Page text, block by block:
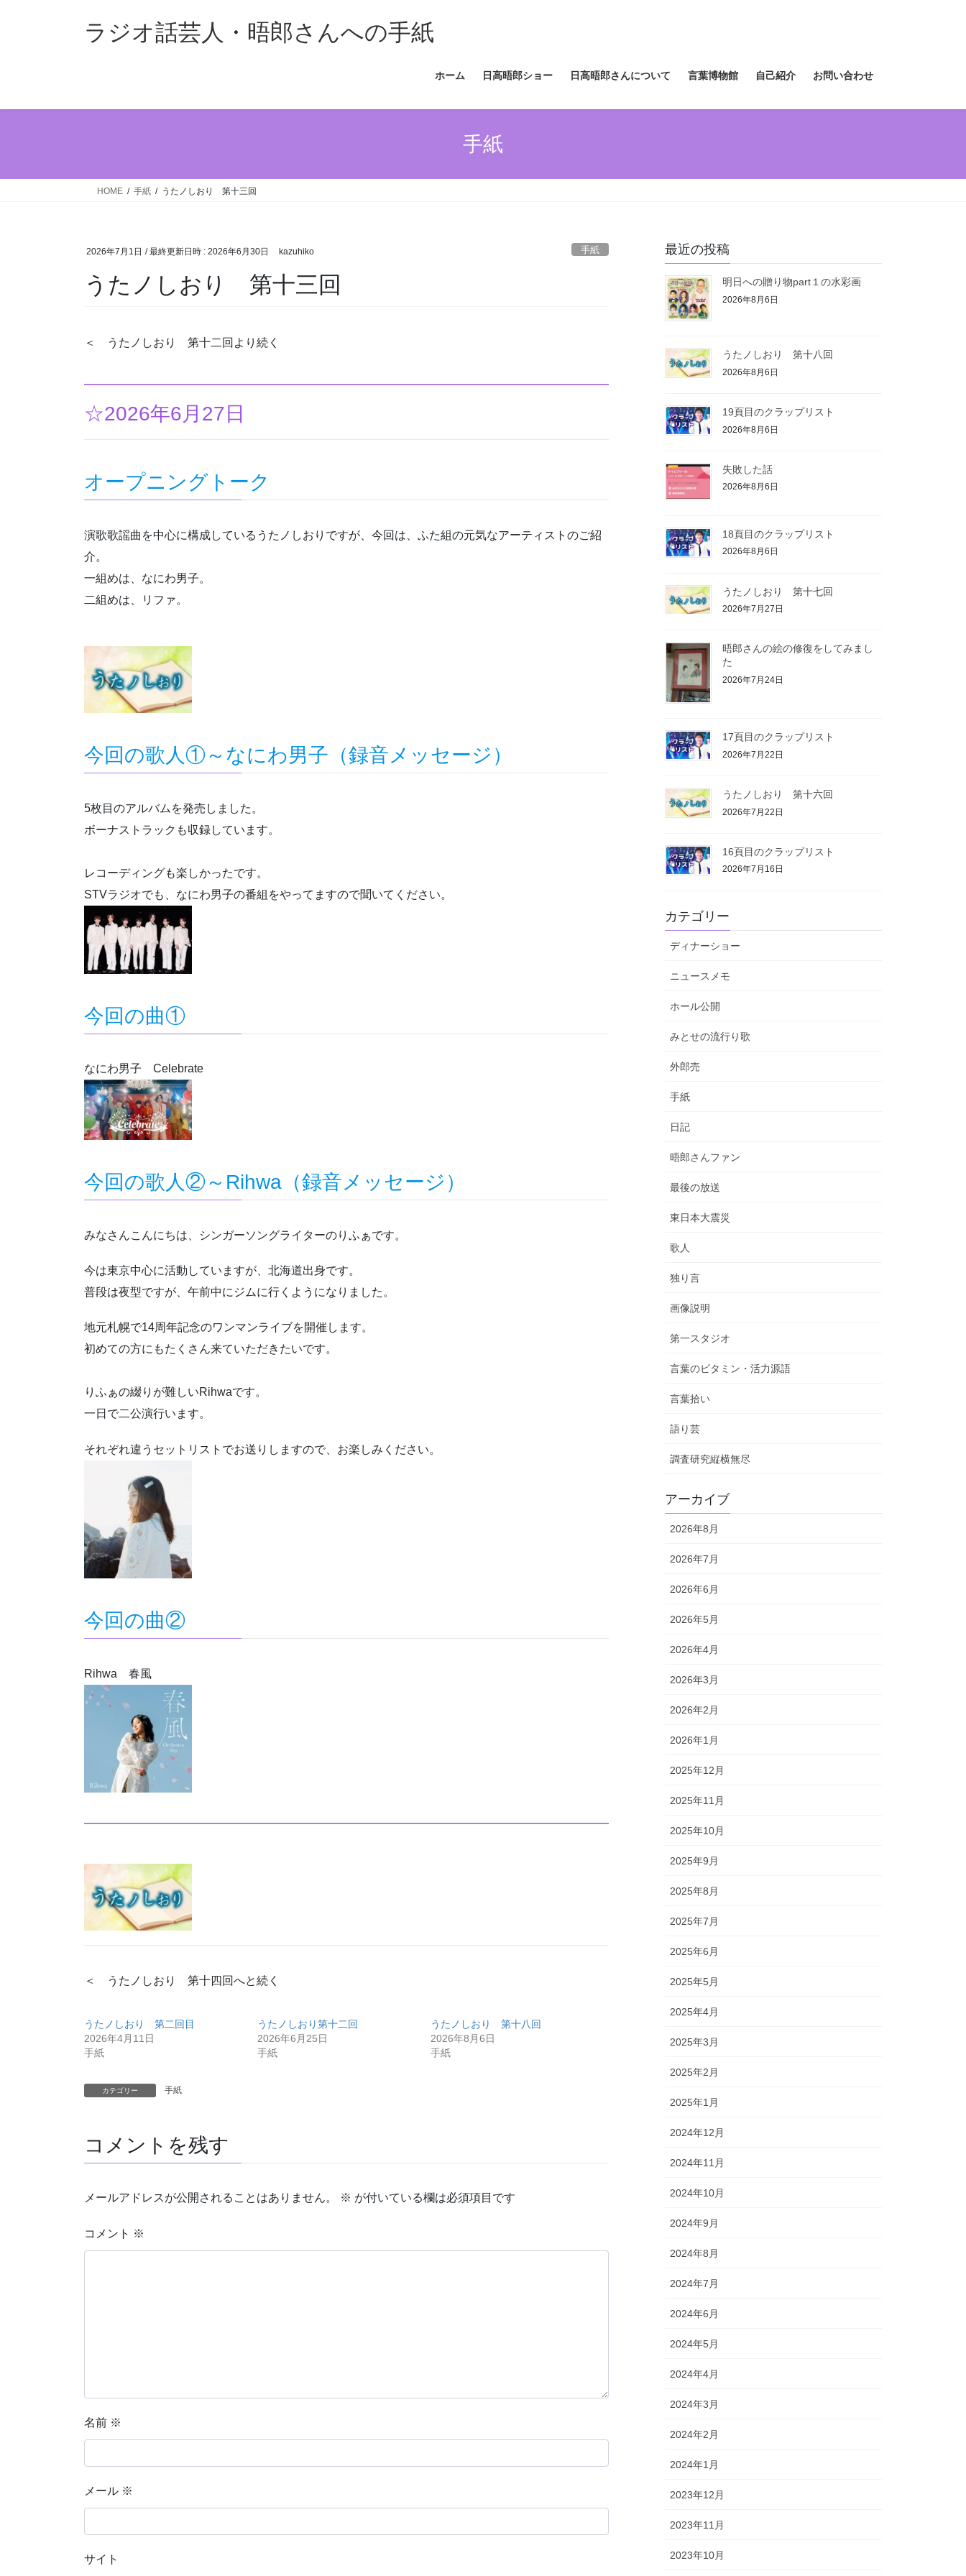
ス
ン
ラジオ話芸人・晤郎さんへの手紙
ホーム 日高晤郎ショー 日高晤郎さんについて 言葉博物館 自己紹介 お問い合わせ
手紙
HOME 手紙 うたノしおり 第十三回
2026年7月1日 / 最終更新日時 : 2026年6月30日 kazuhiko 手紙
うたノしおり 第十三回
＜ うたノしおり 第十二回より続く
☆2026年6月27日
オープニングトーク
演歌歌謡曲を中心に構成しているうたノしおりですが、今回は、ふた組の元気なアーティストのご紹
介。
一組めは、なにわ男子。
二組めは、リファ。
今回の歌人①～なにわ男子（録音メッセージ）
5枚目のアルバムを発売しました。
ボーナストラックも収録しています。
レコーディングも楽しかったです。
STVラジオでも、なにわ男子の番組をやってますので聞いてください。
今回の曲①
なにわ男子 Celebrate
今回の歌人②～Rihwa（録音メッセージ）
みなさんこんにちは、シンガーソングライターのりふぁです。
今は東京中心に活動していますが、北海道出身です。
普段は夜型ですが、午前中にジムに行くようになりました。
地元札幌で14周年記念のワンマンライブを開催します。
初めての方にもたくさん来ていただきたいです。
りふぁの綴りが難しいRihwaです。
一日で二公演行います。
それぞれ違うセットリストでお送りしますので、お楽しみください。
今回の曲②
Rihwa 春風
＜ うたノしおり 第十四回へと続く
うたノしおり 第二回目
2026年4月11日
手紙
うたノしおり第十二回
2026年6月25日
手紙
うたノしおり 第十八回
2026年8月6日
手紙
カテゴリー 手紙
コメントを残す
メールアドレスが公開されることはありません。 ※ が付いている欄は必須項目です
コメント ※
名前 ※
メール ※
サイト
最近の投稿
明日への贈り物part１の水彩画
2026年8月6日
うたノしおり 第十八回
2026年8月6日
19頁目のクラップリスト
2026年8月6日
失敗した話
2026年8月6日
18頁目のクラップリスト
2026年8月6日
うたノしおり 第十七回
2026年7月27日
晤郎さんの絵の修復をしてみまし
た
2026年7月24日
17頁目のクラップリスト
2026年7月22日
うたノしおり 第十六回
2026年7月22日
16頁目のクラップリスト
2026年7月16日
カテゴリー
ディナーショー
ニュースメモ
ホール公開
みとせの流行り歌
外郎売
手紙
日記
晤郎さんファン
最後の放送
東日本大震災
歌人
独り言
画像説明
第一スタジオ
言葉のビタミン・活力源語
言葉拾い
語り芸
調査研究縦横無尽
アーカイブ
2026年8月
2026年7月
2026年6月
2026年5月
2026年4月
2026年3月
2026年2月
2026年1月
2025年12月
2025年11月
2025年10月
2025年9月
2025年8月
2025年7月
2025年6月
2025年5月
2025年4月
2025年3月
2025年2月
2025年1月
2024年12月
2024年11月
2024年10月
2024年9月
2024年8月
2024年7月
2024年6月
2024年5月
2024年4月
2024年3月
2024年2月
2024年1月
2023年12月
2023年11月
2023年10月